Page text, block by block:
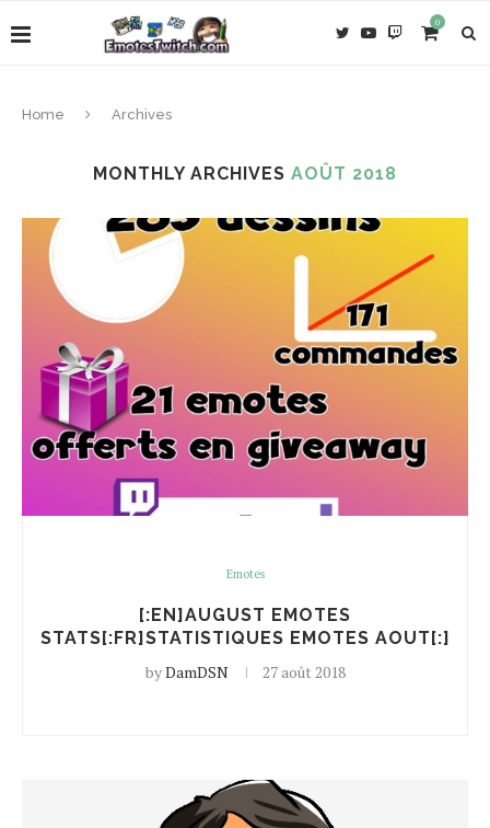
0
Home Archives
MONTHLY ARCHIVES AOÛT 2018
Emotes
[:EN]AUGUST EMOTES
STATS[:FR]STATISTIQUES EMOTES AOUT[:]
byDamDSN 27 août 2018